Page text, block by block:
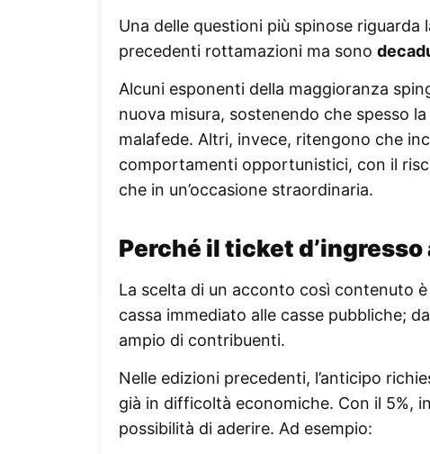
Una delle questioni più spinose
precedenti rottamazioni ma sono
Alcuni esponenti della maggioranza
nuova misura, sostenendo che spesso
malafede. Altri, invece, ritengono che
comportamenti opportunistici, con il
che in un’occasione straordinaria.
Perché il ticket d’ingresso
La scelta di un acconto così contenuto
cassa immediato alle casse pubbliche;
ampio di contribuenti.
Nelle edizioni precedenti, l’anticipo
già in difficoltà economiche. Con il 5%,
possibilità di aderire. Ad esempio: